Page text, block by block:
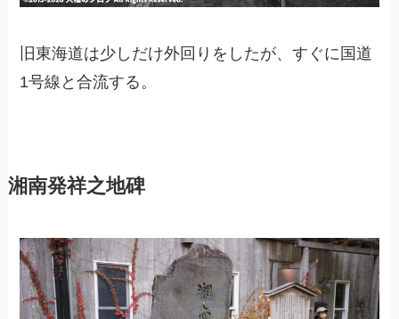
旧東海道は少しだけ外回りをしたが、すぐに国道
1号線と合流する。
湘南発祥之地碑